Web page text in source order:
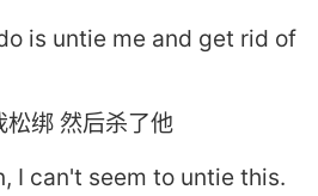
is untie me and get rid of
绑 然后杀了他
I can't seem to untie this.